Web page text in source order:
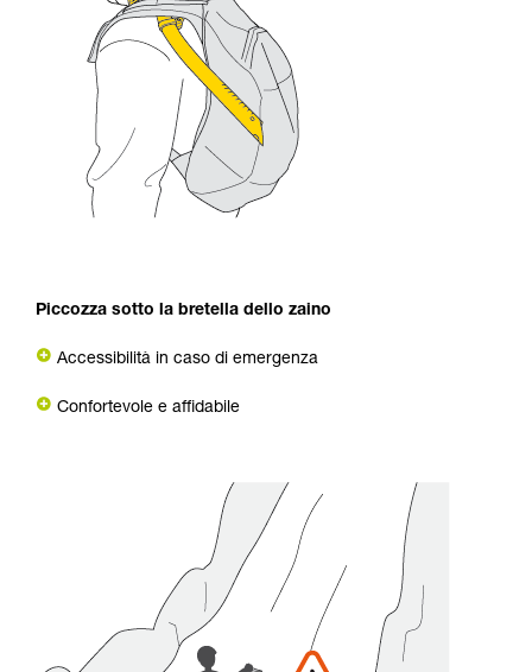
Piccozza sotto la bretella dello zaino
Accessibilità in caso di emergenza
Confortevole e affidabile